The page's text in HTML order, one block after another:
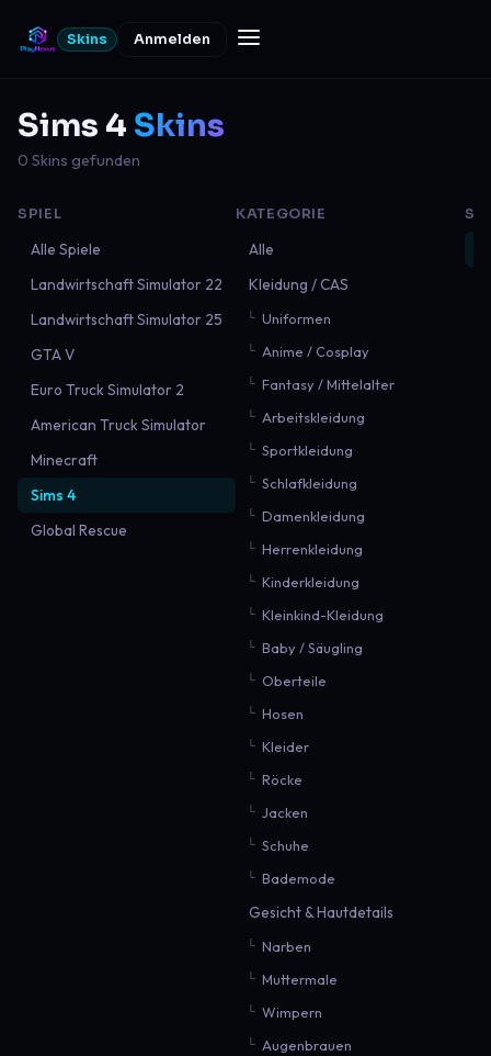
Skins Anmelden
Sims 4 Skins
0 Skins gefunden
SPIEL
Alle Spiele
Landwirtschaft Simulator 22
Landwirtschaft Simulator 25
GTA V
Euro Truck Simulator 2
American Truck Simulator
Minecraft
Sims 4
Global Rescue
KATEGORIE
Alle
Kleidung / CAS
Uniformen
Anime / Cosplay
Fantasy / Mittelalter
Arbeitskleidung
Sportkleidung
Schlafkleidung
Damenkleidung
Herrenkleidung
Kinderkleidung
Kleinkind-Kleidung
Baby / Säugling
Oberteile
Hosen
Kleider
Röcke
Jacken
Schuhe
Bademode
Gesicht & Hautdetails
Narben
Muttermale
Wimpern
Augenbrauen